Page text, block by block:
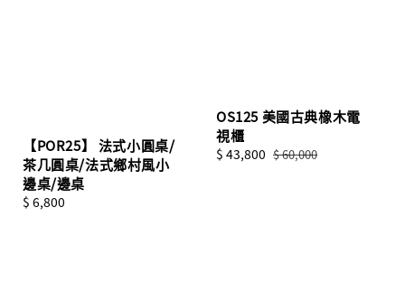
【POR25】 法式小圓桌/
茶几圓桌/法式鄉村風小
邊桌/邊桌
Regular
$ 6,800
OS125 美國古典橡木電
視櫃
Sale
$ 43,800 Regular
$ 60,000